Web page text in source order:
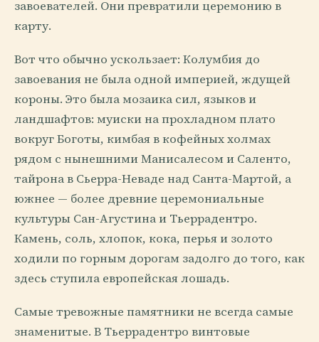
завоевателей. Они превратили церемонию в
карту.
Вот что обычно ускользает: Колумбия до
завоевания не была одной империей, ждущей
короны. Это была мозаика сил, языков и
ландшафтов: муиски на прохладном плато
вокруг Боготы, кимбая в кофейных холмах
рядом с нынешними Манисалесом и Саленто,
тайрона в Сьерра-Неваде над Санта-Мартой, а
южнее — более древние церемониальные
культуры Сан-Агустина и Тьеррадентро.
Камень, соль, хлопок, кока, перья и золото
ходили по горным дорогам задолго до того, как
здесь ступила европейская лошадь.
Самые тревожные памятники не всегда самые
знаменитые. В Тьеррадентро винтовые